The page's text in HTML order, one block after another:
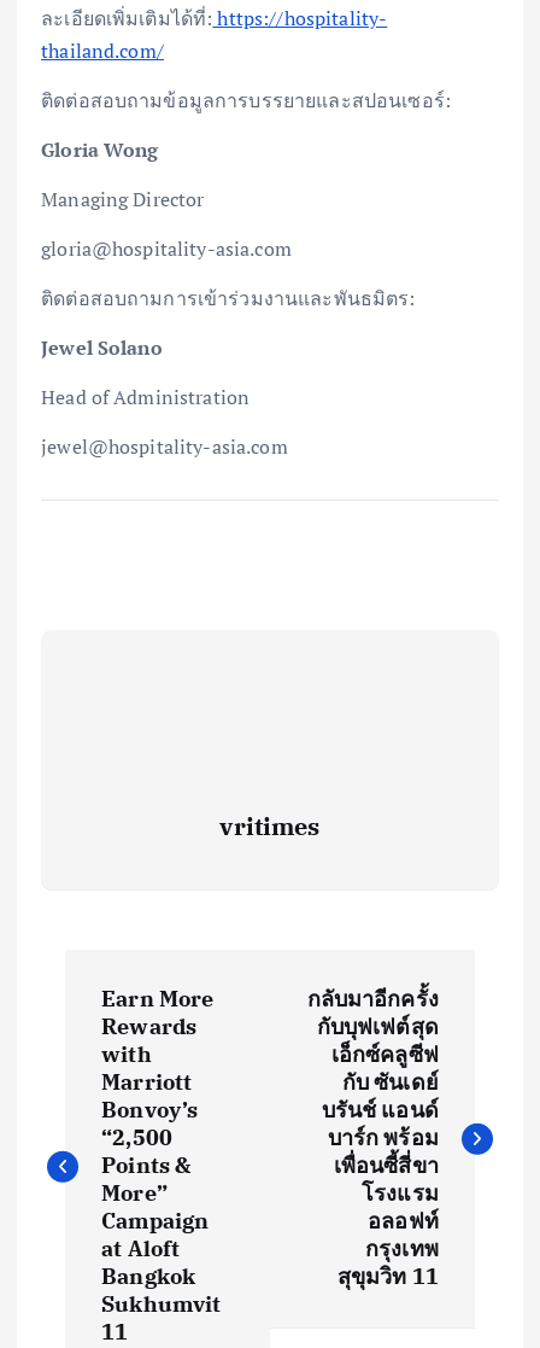
ละเอียดเพิ่มเติมได้ที่: https://hospitality-
thailand.com/
ติดต่อสอบถามข้อมูลการบรรยายและสปอนเซอร์:
Gloria Wong
Managing Director
gloria@hospitality-asia.com
ติดต่อสอบถามการเข้าร่วมงานและพันธมิตร:
Jewel Solano
Head of Administration
jewel@hospitality-asia.com
vritimes
t
Earn More
Rewards
with
Marriott
Bonvoy’s
“2,500
Points &
More”
Campaign
at Aloft
Bangkok
Sukhumvit
11
กลับมาอีกครั้ง
กับบุฟเฟต์สุด
เอ็กซ์คลูซีฟ
กับ ซันเดย์
บรันช์ แอนด์
บาร์ก พร้อม
เพื่อนซี้สี่ขา
โรงแรม
อลอฟท์
กรุงเทพ
สุขุมวิท 11